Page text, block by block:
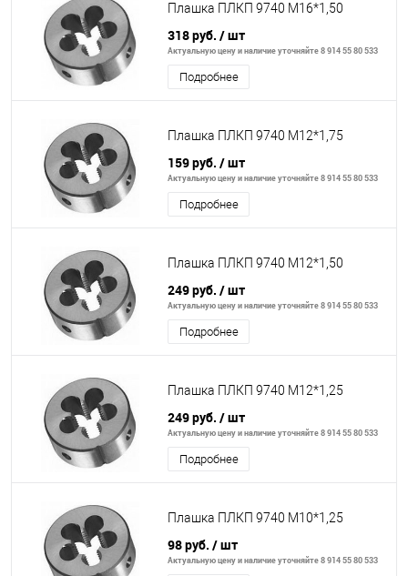
Плашка ПЛКП 9740 М16*1,50
318 руб. / шт
Актуальную цену и наличие уточняйте 8 914 55 80 533
Подробнее
Плашка ПЛКП 9740 М12*1,75
159 руб. / шт
Актуальную цену и наличие уточняйте 8 914 55 80 533
Подробнее
Плашка ПЛКП 9740 М12*1,50
249 руб. / шт
Актуальную цену и наличие уточняйте 8 914 55 80 533
Подробнее
Плашка ПЛКП 9740 М12*1,25
249 руб. / шт
Актуальную цену и наличие уточняйте 8 914 55 80 533
Подробнее
Плашка ПЛКП 9740 М10*1,25
98 руб. / шт
Актуальную цену и наличие уточняйте 8 914 55 80 533